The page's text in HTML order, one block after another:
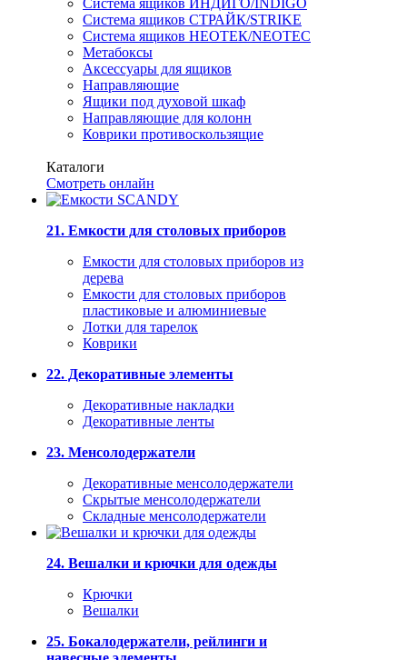
Система ящиков ИНДИГО/INDIGO
Система ящиков СТРАЙК/STRIKE
Система ящиков НЕОТЕК/NEOTEC
Метабоксы
Аксессуары для ящиков
Направляющие
Ящики под духовой шкаф
Направляющие для колонн
Коврики противоскользящие
Каталоги
Смотреть онлайн
21. Емкости для столовых приборов
Емкости для столовых приборов из
дерева
Емкости для столовых приборов
пластиковые и алюминиевые
Лотки для тарелок
Коврики
22. Декоративные элементы
Декоративные накладки
Декоративные ленты
23. Менсолодержатели
Декоративные менсолодержатели
Скрытые менсолодержатели
Складные менсолодержатели
24. Вешалки и крючки для одежды
Крючки
Вешалки
25. Бокалодержатели, рейлинги и